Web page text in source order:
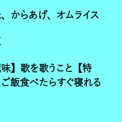
からあげ、オムライス
味】歌を歌うこと【特
飯食べたらすぐ寝れる